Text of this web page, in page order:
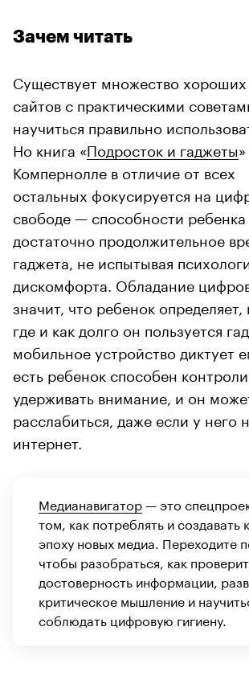
Зачем читать
Существует множество хороших
сайтов с практическими
научиться правильно
Но книга «Подросток и гаджеты
Компернолле в отличие от всех
остальных фокусируется на
свободе — способности
достаточно продолжительное
гаджета, не испытывая
дискомфорта. Обладание
значит, что ребенок определяет,
где и как долго он пользуется
мобильное устройство диктует
есть ребенок способен
удерживать внимание, и он
расслабиться, даже если у него
интернет.
Медианавигатор— это
том, как потреблять и создавать
эпоху новых медиа. Переходите
чтобы разобраться, как
достоверность информации,
критическое мышление и
соблюдать цифровую гигиену.